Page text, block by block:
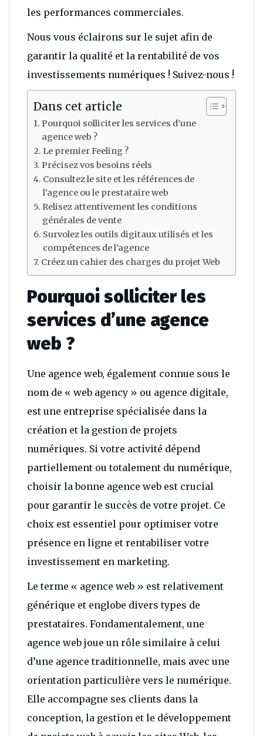
les performances commerciales.
Nous vous éclairons sur le sujet afin de
garantir la qualité et la rentabilité de vos
investissements numériques ! Suivez-nous !
Dans cet article
Pourquoi solliciter les services d’une
agence web ?
Le premier Feeling ?
Précisez vos besoins réels
Consultez le site et les références de
l’agence ou le prestataire web
Relisez attentivement les conditions
générales de vente
Survolez les outils digitaux utilisés et les
compétences de l’agence
Créez un cahier des charges du projet Web
Pourquoi solliciter les
services d’une agence
web ?
Une agence web, également connue sous le
nom de « web agency » ou agence digitale,
est une entreprise spécialisée dans la
création et la gestion de projets
numériques. Si votre activité dépend
partiellement ou totalement du numérique,
choisir la bonne agence web est crucial
pour garantir le succès de votre projet. Ce
choix est essentiel pour optimiser votre
présence en ligne et rentabiliser votre
investissement en marketing.
Le terme « agence web » est relativement
générique et englobe divers types de
prestataires. Fondamentalement, une
agence web joue un rôle similaire à celui
d’une agence traditionnelle, mais avec une
orientation particulière vers le numérique.
Elle accompagne ses clients dans la
conception, la gestion et le développement